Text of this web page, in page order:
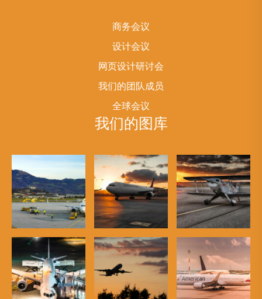
商务会议
设计会议
网页设计研讨会
我们的团队成员
全球会议
我们的图库